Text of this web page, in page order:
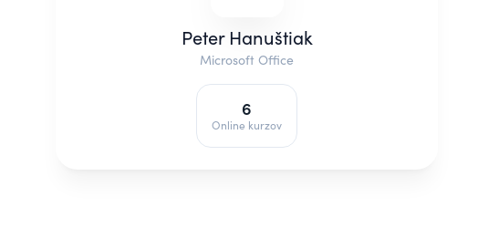
Peter Hanuštiak
Microsoft Office
6
Online kurzov